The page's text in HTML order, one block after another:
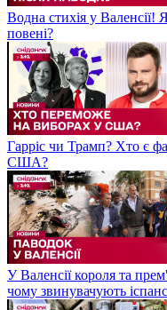
Водна стихія у Валенсії!
повені?
Гарріс чи Трамп? Хто є
США?
У Валенсії короля та
чому звинувачують